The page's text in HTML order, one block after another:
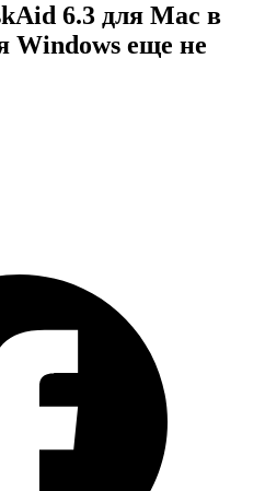
6.3 для Mac в
Windows еще не